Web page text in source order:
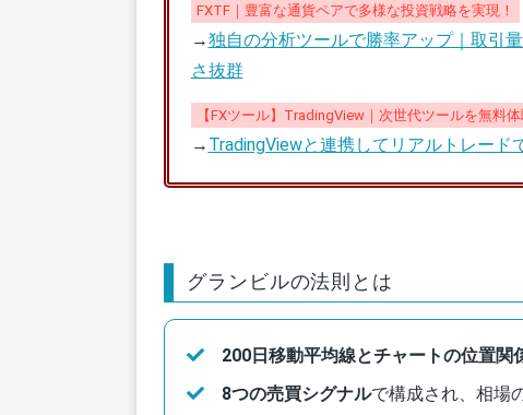
FXTF｜豊富な通貨ペアで多様な投資戦略を実現！
→独自の分析ツールで勝率アップ｜取引
さ抜群
【FXツール】TradingView｜次世代ツールを無料体
→ TradingViewと連携してリアルトレー
グランビルの法則とは
200日移動平均線とチャートの位置関
8つの売買シグナルで構成され、相場